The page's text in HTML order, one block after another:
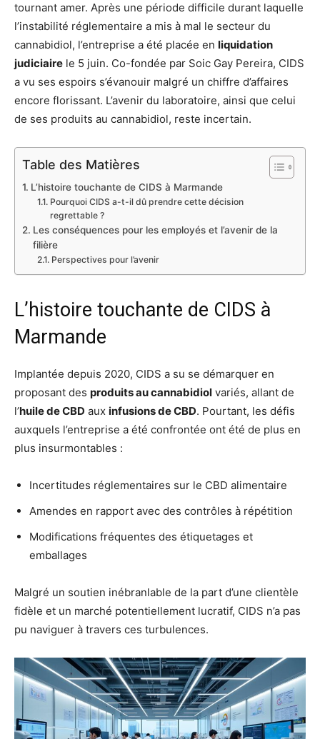
tournant amer. Après une période difficile durant laquelle
l’instabilité réglementaire a mis à mal le secteur du
cannabidiol, l’entreprise a été placée en liquidation
judiciaire le 5 juin. Co-fondée par Soic Gay Pereira, CIDS
a vu ses espoirs s’évanouir malgré un chiffre d’affaires
encore florissant. L’avenir du laboratoire, ainsi que celui
de ses produits au cannabidiol, reste incertain.
Table des Matières
L’histoire touchante de CIDS à Marmande
Pourquoi CIDS a-t-il dû prendre cette décision
regrettable ?
Les conséquences pour les employés et l’avenir de la
filière
Perspectives pour l’avenir
L’histoire touchante de CIDS à
Marmande
Implantée depuis 2020, CIDS a su se démarquer en
proposant des produits au cannabidiol variés, allant de
l’huile de CBD aux infusions de CBD. Pourtant, les défis
auxquels l’entreprise a été confrontée ont été de plus en
plus insurmontables :
Incertitudes réglementaires sur le CBD alimentaire
Amendes en rapport avec des contrôles à répétition
Modifications fréquentes des étiquetages et
emballages
Malgré un soutien inébranlable de la part d’une clientèle
fidèle et un marché potentiellement lucratif, CIDS n’a pas
pu naviguer à travers ces turbulences.